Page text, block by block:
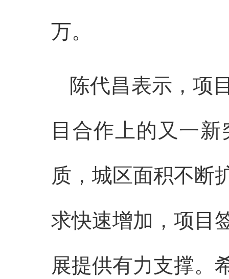
万。
陈代昌表示，项
目合作上的又一
质，城区面积不断
求快速增加，项目
展提供有力支撑。